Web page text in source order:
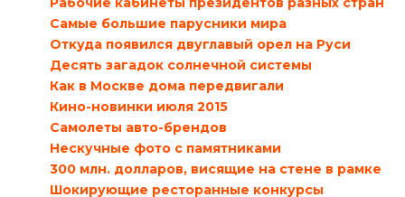
Самые большие парусники мира
Откуда появился двуглавый орел на Руси
Десять загадок солнечной системы
Как в Москве дома передвигали
Кино-новинки июля 2015
Самолеты авто-брендов
Нескучные фото с памятниками
300 млн. долларов, висящие на стене в рамке
Шокирующие ресторанные конкурсы